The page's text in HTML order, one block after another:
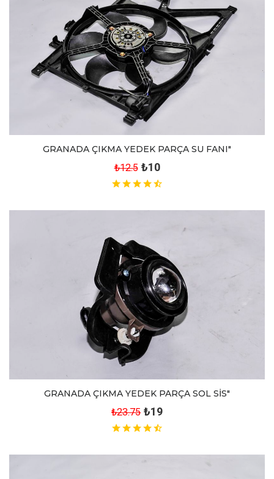
GRANADA ÇIKMA YEDEK PARÇA SU FANI"
₺12.5 ₺10
GRANADA ÇIKMA YEDEK PARÇA SOL SİS"
₺23.75 ₺19